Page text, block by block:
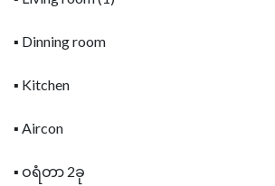
▪️ Dinning room
▪️ Kitchen
▪ Aircon
▪️ ဝရံတာ 2ခု